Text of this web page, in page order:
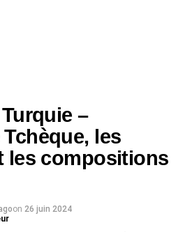
–
les
les compositions
on 26 juin 2024